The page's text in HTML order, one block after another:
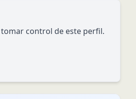
tomar control de este perfil.